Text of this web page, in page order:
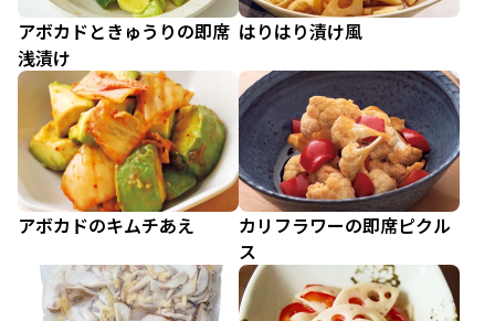
アボカドときゅうりの即席
浅漬け
はりはり漬け風
アボカドのキムチあえ
カリフラワーの即席ピクル
ス